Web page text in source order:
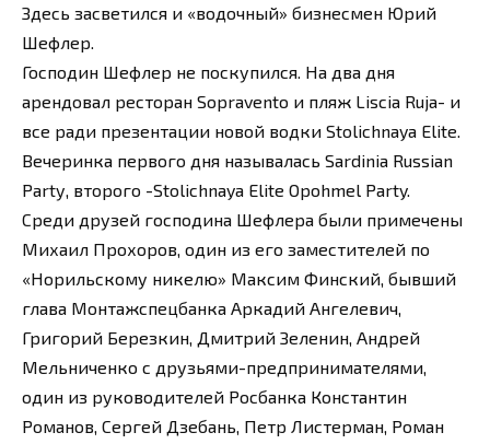
Здесь засветился и «водочный» бизнесмен Юрий
Шефлер.
Господин Шефлер не поскупился. На два дня
арендовал ресторан Sopravento и пляж Liscia Ruja- и
все ради презентации новой водки Stolichnaya Elite.
Вечеринка первого дня называлась Sardinia Russian
Раrtу, второго -Stolichnaya Elite Opohmel Party.
Среди друзей господина Шефлера были примечены
Михаил Прохоров, один из его заместителей по
«Норильскому никелю» Максим Финский, бывший
глава Монтажспецбанка Аркадий Ангелевич,
Григорий Березкин, Дмитрий Зеленин, Андрей
Мельниченко с друзьями-предпринимателями,
один из руководителей Росбанка Константин
Романов, Сергей Дзебань, Петр Листерман, Роман